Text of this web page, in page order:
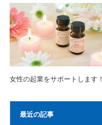
女性の起業をサポートします！
最近の記事